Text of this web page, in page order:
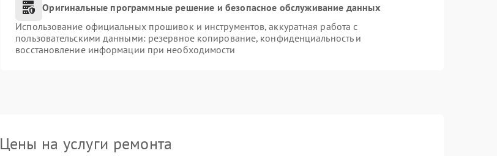
Оригинальные программные решение и безопасное обслуживание данных
Использование официальных прошивок и инструментов, аккуратная работа с
пользовательскими данными: резервное копирование, конфиденциальность и
восстановление информации при необходимости
Цены на услуги ремонта